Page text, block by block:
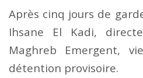
Après cinq jours de
Ihsane El Kadi,
Maghreb Emergent,
détention provisoire.